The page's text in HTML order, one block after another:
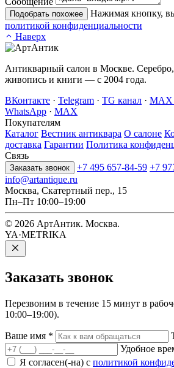
Подобрать похожее
Нажимая кнопку,
политикой конфиденциальности
Наверх
Антикварный салон в Москве.
живопись и книги — с 2004 года.
ВКонтакте · Telegram · TG канал · MAX
WhatsApp · MAX
Покупателям
Каталог Вестник антиквара О салоне
доставка Гарантии Политика
Связь
Заказать звонок +7 495 657-84-59 +7
info@artantique.ru
Москва, Скатертный пер., 15
Пн–Пт 10:00–19:00
© 2026 АртАнтик. Москва.
YA·METRIKA
Заказать звонок
Перезвоним в течение 15 минут в
10:00–19:00).
Ваше имя *
Удобное
Я согласен(-на) с политикой